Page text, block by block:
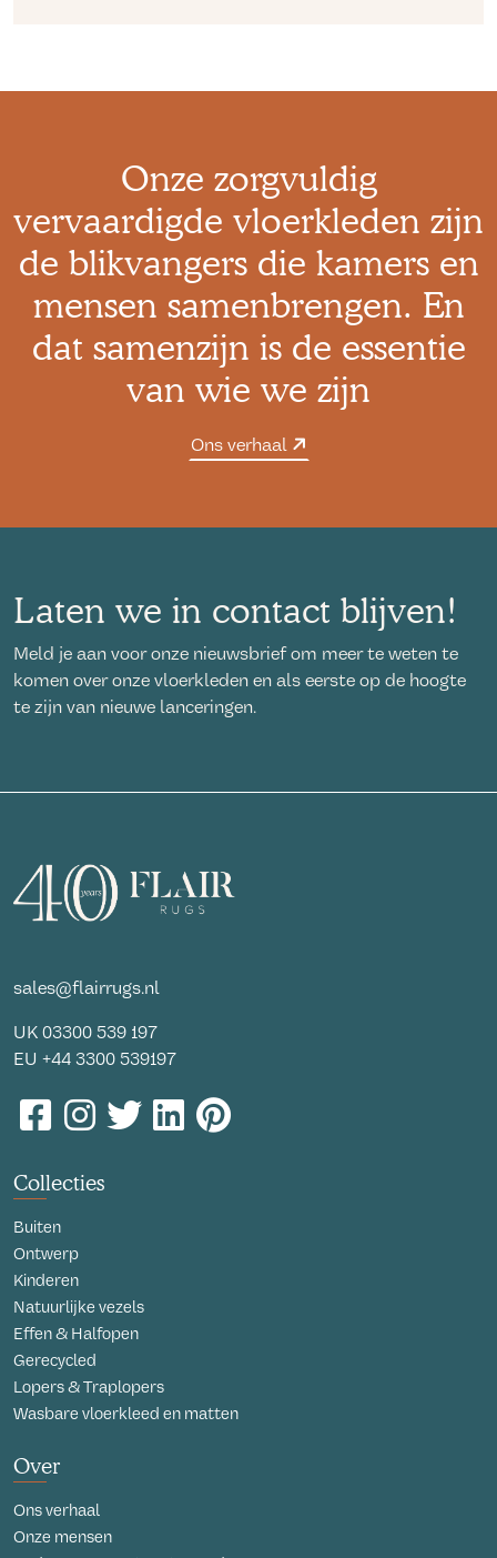
Onze zorgvuldig
vervaardigde vloerkleden zijn
de blikvangers die kamers en
mensen samenbrengen. En
dat samenzijn is de essentie
van wie we zijn
Ons verhaal
Laten we in contact blijven!
Meld je aan voor onze nieuwsbrief om meer te weten te
komen over onze vloerkleden en als eerste op de hoogte
te zijn van nieuwe lanceringen.
sales@flairrugs.nl
UK 03300 539 197
EU +44 3300 539197
Collecties
Buiten
Ontwerp
Kinderen
Natuurlijke vezels
Effen & Halfopen
Gerecycled
Lopers & Traplopers
Wasbare vloerkleed en matten
Over
Ons verhaal
Onze mensen